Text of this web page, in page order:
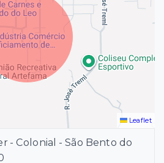
Leaflet
- Colonial - São Bento do